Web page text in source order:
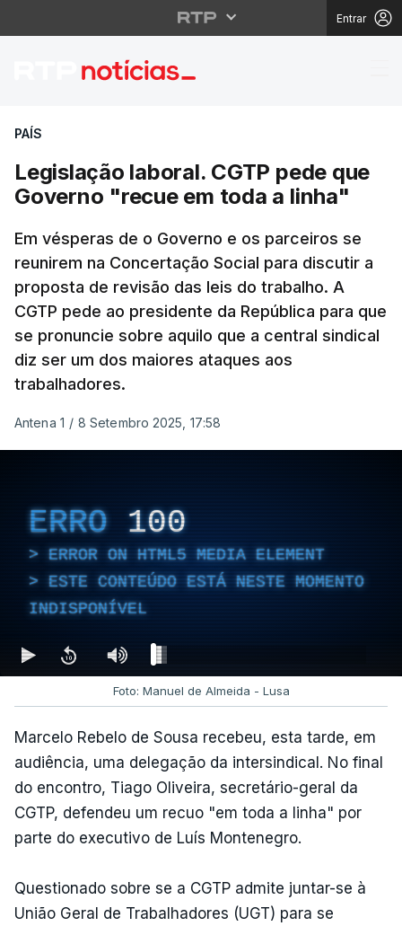
Entrar
Legislação laboral.
PAÍS
Legislação laboral. CGTP pede que
Governo "recue em toda a linha"
Em vésperas de o Governo e os parceiros se
reunirem na Concertação Social para discutir a
proposta de revisão das leis do trabalho. A
CGTP pede ao presidente da República para que
se pronuncie sobre aquilo que a central sindical
diz ser um dos maiores ataques aos
trabalhadores.
Antena 1 / 8 Setembro 2025, 17:58
ERRO 100
ERROR ON HTML5 MEDIA ELEMENT
ESTE CONTEÚDO ESTÁ NESTE MOMENTO
INDISPONÍVEL
Foto: Manuel de Almeida - Lusa
Marcelo Rebelo de Sousa recebeu, esta tarde, em
audiência, uma delegação da intersindical. No final
do encontro, Tiago Oliveira, secretário-geral da
CGTP, defendeu um recuo "em toda a linha" por
parte do executivo de Luís Montenegro.
Questionado sobre se a CGTP admite juntar-se à
União Geral de Trabalhadores (UGT) para se